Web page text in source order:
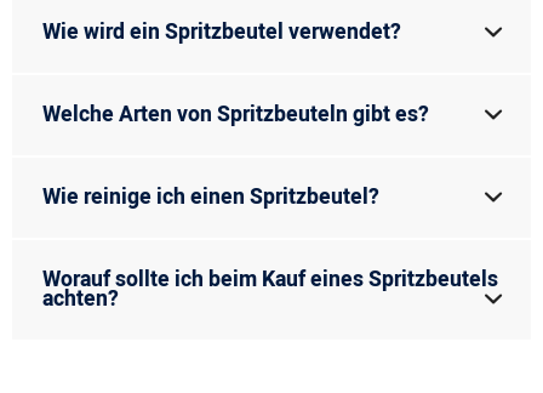
Wie wird ein Spritzbeutel verwendet?
Welche Arten von Spritzbeuteln gibt es?
Wie reinige ich einen Spritzbeutel?
Worauf sollte ich beim Kauf eines Spritzbeutels
achten?